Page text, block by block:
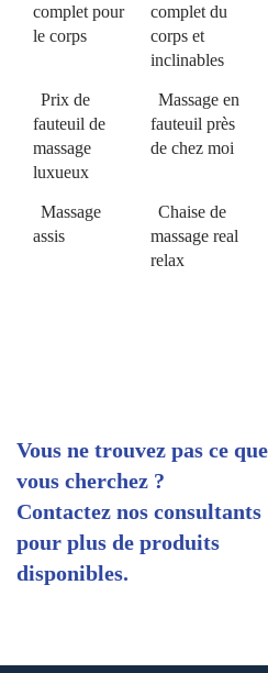
complet pour
le corps
complet du
corps et
inclinables
Prix de
fauteuil de
massage
luxueux
Massage en
fauteuil près
de chez moi
Massage
assis
Chaise de
massage real
relax
Vous ne trouvez pas ce que
vous cherchez ?
Contactez nos consultants
pour plus de produits
disponibles.